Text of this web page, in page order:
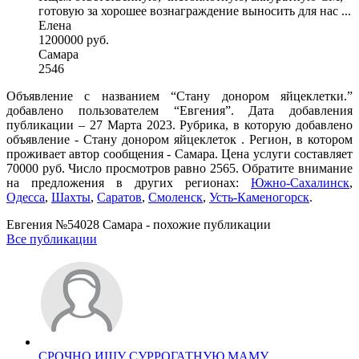
готовую за хорошее вознаграждение выносить для нас ...
Елена
1200000 руб.
Самара
2546
Объявление с названием “Стану донором яйцеклетки.”
добавлено пользователем “Евгения”. Дата добавления
публикации – 27 Марта 2023. Рубрика, в которую добавлено
объявление - Стану донором яйцеклеток . Регион, в котором
проживает автор сообщения - Самара. Цена услуги составляет
70000 руб. Число просмотров равно 2565. Обратите внимание
на предложения в других регионах: Южно-Сахалинск,
Одесса, Шахты, Саратов, Смоленск, Усть-Каменогорск.
Евгения №54028 Самара - похожие публикации
Все публикации
СРОЧНО ИЩУ СУРРОГАТНУЮ МАМУ.